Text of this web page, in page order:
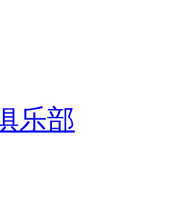
乐部